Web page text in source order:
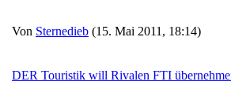
Von Sternedieb (15. Mai 2011, 18:14)
DER Touristik will Rivalen FTI